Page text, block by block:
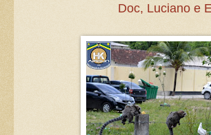
Doc, Luciano e